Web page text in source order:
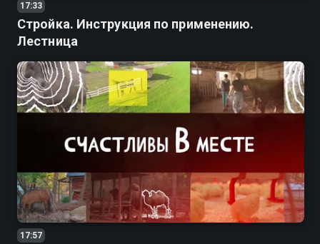
17:33
Стройка. Инструкция по применению.
Лестница
17:57